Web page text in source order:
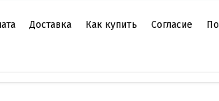
Доставка Как купить Согласие